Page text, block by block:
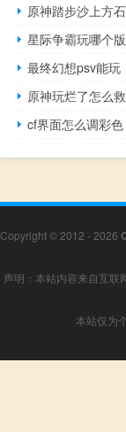
原神踏步沙上方
星际争霸玩哪个
最终幻想psv能玩
原神玩烂了怎么
cf界面怎么调彩色
Copyright © 2012 - 2026
声明：本站内容来自互联
本站仅为